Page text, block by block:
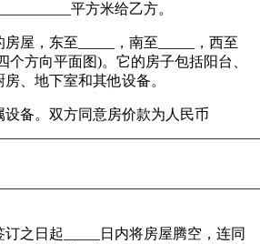
平方米给乙方。
屋，东至_____，南至_____，西至
个方向平面图)。它的房子包括阳台、
、地下室和其他设备。
备。双方同意房价款为人民币
之日起_____日内将房屋腾空，连同